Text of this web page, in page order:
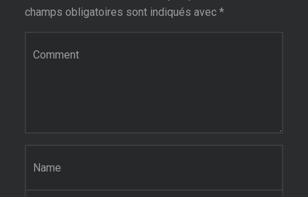
champs obligatoires sont indiqués avec *